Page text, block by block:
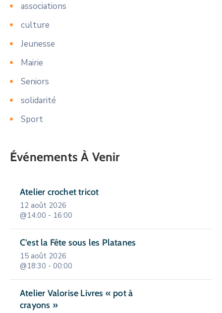
associations
culture
Jeunesse
Mairie
Seniors
solidarité
Sport
Événements À Venir
Atelier crochet tricot
12 août 2026
@14:00 - 16:00
C’est la Fête sous les Platanes
15 août 2026
@18:30 - 00:00
Atelier Valorise Livres « pot à
crayons »